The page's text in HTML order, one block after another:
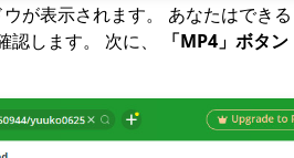
が表示されます。 あなたはできる
します。 次に、
「MP4」ボタン